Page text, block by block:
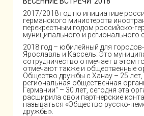
2017/2018 год по инициативе
германского министерств
перекрестным годом российско-
муниципального и регионального
2018 год – юбилейный для
Ярославль и Кассель. Это
сотрудничество отмечает в этом
отмечают также и общественные
Общество дружбы с Ханау – 25
региональная общественная
Германии“ – 30 лет, сегодня эта
расширила свои партнерские
называться «Общество русско-
дружбы».